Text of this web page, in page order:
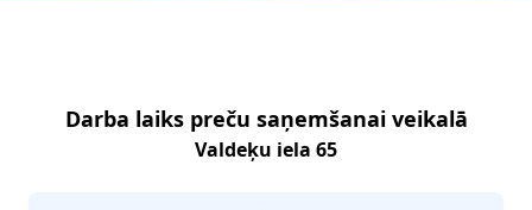
Darba laiks preču saņemšanai veikalā
Valdeķu iela 65